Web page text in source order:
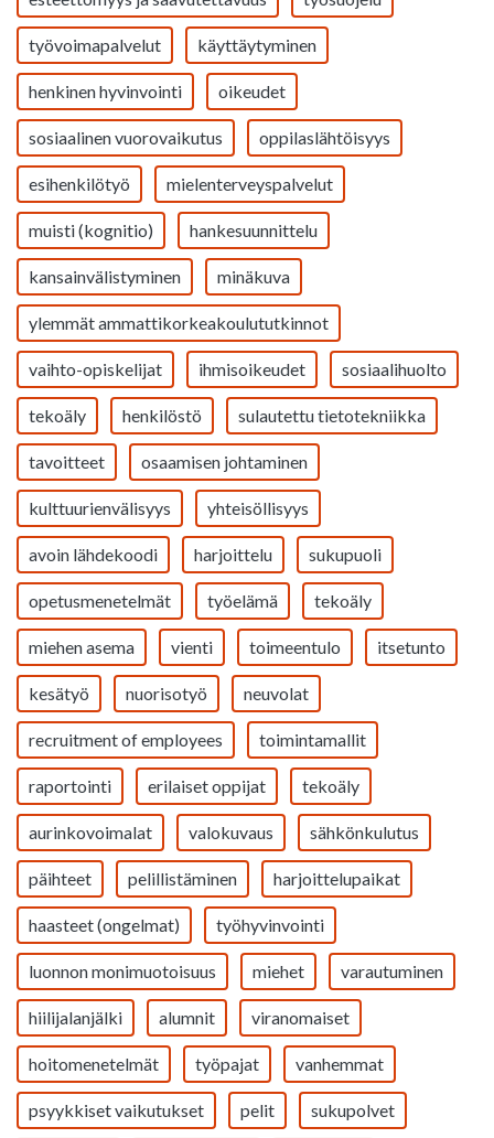
työvoimapalvelut käyttäytyminen
henkinen hyvinvointi oikeudet
sosiaalinen vuorovaikutus oppilaslähtöisyys
esihenkilötyö mielenterveyspalvelut
muisti (kognitio) hankesuunnittelu
kansainvälistyminen minäkuva
ylemmät ammattikorkeakoulututkinnot
vaihto-opiskelijat ihmisoikeudet sosiaalihuolto
tekoäly henkilöstö sulautettu tietotekniikka
tavoitteet osaamisen johtaminen
kulttuurienvälisyys yhteisöllisyys
avoin lähdekoodi harjoittelu sukupuoli
opetusmenetelmät työelämä tekoäly
miehen asema vienti toimeentulo itsetunto
kesätyö nuorisotyö neuvolat
recruitment of employees toimintamallit
raportointi erilaiset oppijat tekoäly
aurinkovoimalat valokuvaus sähkönkulutus
päihteet pelillistäminen harjoittelupaikat
haasteet (ongelmat) työhyvinvointi
luonnon monimuotoisuus miehet varautuminen
hiilijalanjälki alumnit viranomaiset
hoitomenetelmät työpajat vanhemmat
psyykkiset vaikutukset pelit sukupolvet